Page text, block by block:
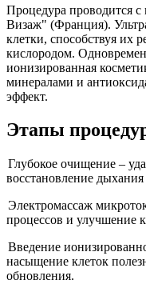
Процедура проводится
Визаж" (Франция).
клетки, способствуя их
кислородом.
ионизированная
минералами и
эффект.
Этапы
Глубокое очищение –
восстановление дыхания
Электромассаж
процессов и улучшение
Введение
насыщение клеток
обновления.